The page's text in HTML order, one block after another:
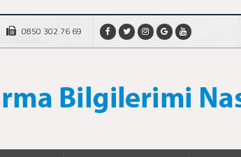
0850 302 76 69